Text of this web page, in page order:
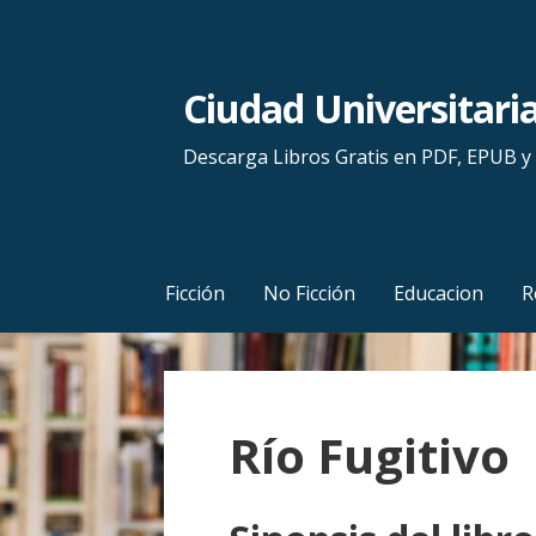
n
t
e
n
i
d
Ciudad
Descarga Libros Gratis en PDF, EPUB y
Ficción No Ficción Educacion
Río Fugitivo